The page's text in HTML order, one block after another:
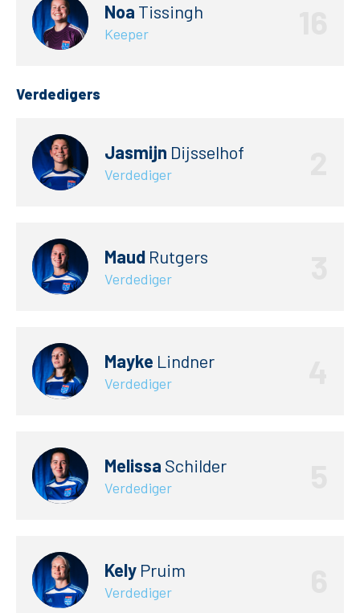
Tickets
Teams
Supporters
Business
Fanshop
Noa Tissingh
Keeper
Verdedigers
Jasmijn Dijsselhof
Verdediger
Maud Rutgers
Verdediger
Mayke Lindner
Verdediger
Melissa Schilder
Verdediger
Kely Pruim
Verdediger